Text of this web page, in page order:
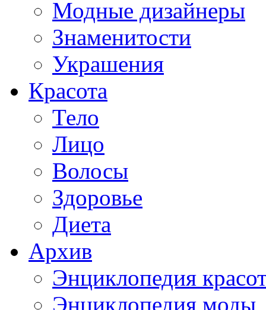
Модные дизайнеры
Знаменитости
Украшения
Красота
Тело
Лицо
Волосы
Здоровье
Диета
Архив
Энциклопедия
Энциклопедия моды